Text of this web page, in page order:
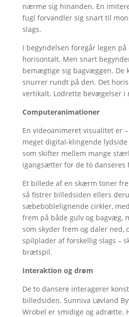
nærme sig hinanden. En
fugl forvandler sig snart til
slags.
I begyndelsen foregår legen på
horisontalt. Men snart
bemægtige sig bagvæggen. De
snurrer rundt på den. Det
vertikalt. Lodrette bevægelser i
Computeranimationer
En videoanimeret visualitet er
meget digital-klingende
som skifter mellem mange
igangsætter for de to danseres
Et billede af en skærm toner
så fistrer billedsiden ellers
sæbeboblelignende cirkler,
frem på både gulv og bagvæg,
som skyder frem og daler ned,
spilplader af forskellig slags –
brætspil.
Interaktion og drøm
De to dansere interagerer
billedsiden. Sunniva Løvland
Wrobel er smidige og adrætte.